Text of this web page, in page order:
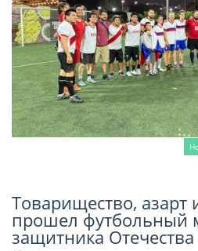
Читать
Товарищество,
прошел футбольный
защитника Отечества